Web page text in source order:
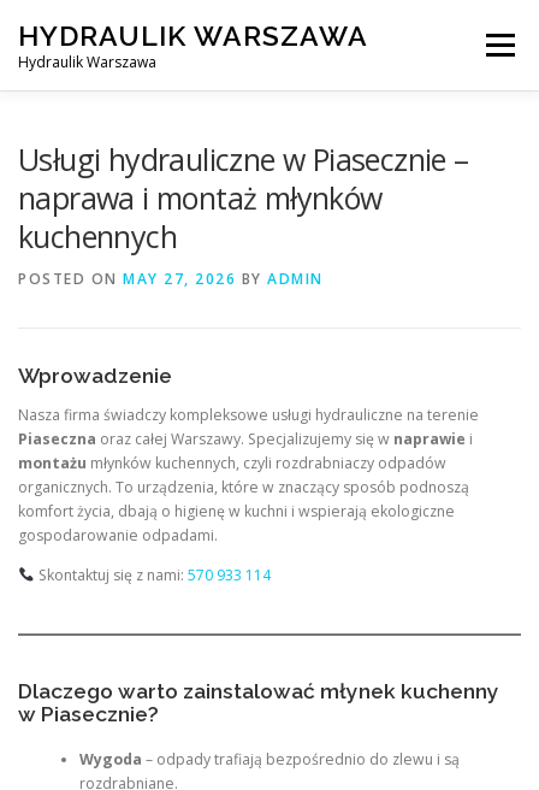
content
HYDRAULIK WARSZAWA
Hydraulik Warszawa
Menu
OBSŁUGIWANE LOKALIZACJE – WARSZAWA I OKOLICE
Usługi hydrauliczne w Piasecznie –
naprawa i montaż młynków
kuchennych
POSTED ON MAY 27, 2026 BY ADMIN
Wprowadzenie
Nasza firma świadczy kompleksowe usługi hydrauliczne na terenie
Piaseczna oraz całej Warszawy. Specjalizujemy się w naprawie i
montażu młynków kuchennych, czyli rozdrabniaczy odpadów
organicznych. To urządzenia, które w znaczący sposób podnoszą
komfort życia, dbają o higienę w kuchni i wspierają ekologiczne
gospodarowanie odpadami.
Skontaktuj się z nami: 570 933 114
Dlaczego warto zainstalować młynek kuchenny
w Piasecznie?
Wygoda – odpady trafiają bezpośrednio do zlewu i są
rozdrabniane.